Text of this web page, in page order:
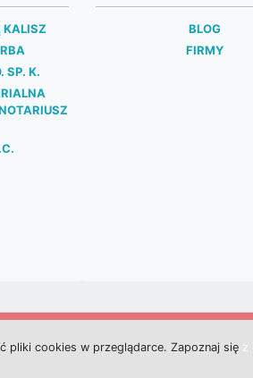
SP. K.
BLOG
FIRMY
ć pliki cookies w przeglądarce. Zapoznaj się z